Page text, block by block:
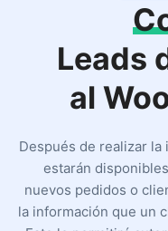
Leads
al
Después de realizar la
estarán
nuevos pedidos o
la información que un